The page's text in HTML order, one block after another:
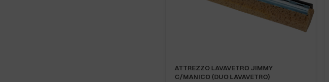
ATTREZZO LAVAVETRO JIMMY
C/MANICO (DUO LAVAVETRO)